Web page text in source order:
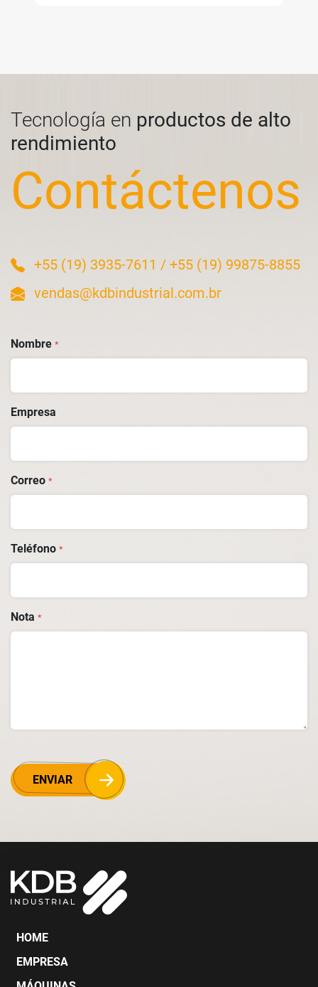
Tecnología en productos de alto
rendimiento
Contáctenos
+55 (19) 3935-7611 / +55 (19) 99875-8855
vendas@kdbindustrial.com.br
Nombre *
Empresa
Correo *
Teléfono *
Nota *
ENVIAR
HOME
EMPRESA